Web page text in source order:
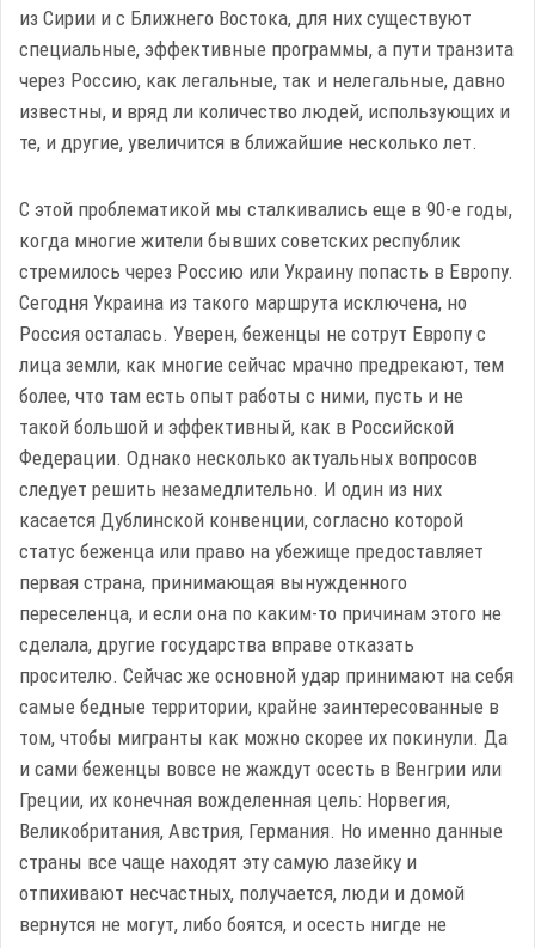
из Сирии и с Ближнего Востока, для них существуют
специальные, эффективные программы, а пути транзита
через Россию, как легальные, так и нелегальные, давно
известны, и вряд ли количество людей, использующих и
те, и другие, увеличится в ближайшие несколько лет.
С этой проблематикой мы сталкивались еще в 90-е годы,
когда многие жители бывших советских республик
стремилось через Россию или Украину попасть в Европу.
Сегодня Украина из такого маршрута исключена, но
Россия осталась. Уверен, беженцы не сотрут Европу с
лица земли, как многие сейчас мрачно предрекают, тем
более, что там есть опыт работы с ними, пусть и не
такой большой и эффективный, как в Российской
Федерации. Однако несколько актуальных вопросов
следует решить незамедлительно. И один из них
касается Дублинской конвенции, согласно которой
статус беженца или право на убежище предоставляет
первая страна, принимающая вынужденного
переселенца, и если она по каким-то причинам этого не
сделала, другие государства вправе отказать
просителю. Сейчас же основной удар принимают на себя
самые бедные территории, крайне заинтересованные в
том, чтобы мигранты как можно скорее их покинули. Да
и сами беженцы вовсе не жаждут осесть в Венгрии или
Греции, их конечная вожделенная цель: Норвегия,
Великобритания, Австрия, Германия. Но именно данные
страны все чаще находят эту самую лазейку и
отпихивают несчастных, получается, люди и домой
вернутся не могут, либо боятся, и осесть нигде не